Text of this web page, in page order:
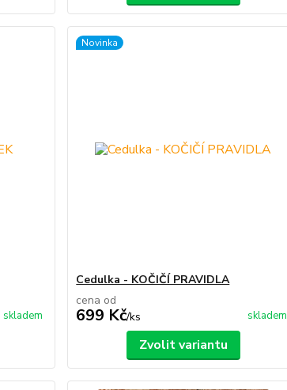
skladem
Novinka
Cedulka - KOČIČÍ PRAVIDLA
cena od
699 Kč/ks skladem
Zvolit variantu